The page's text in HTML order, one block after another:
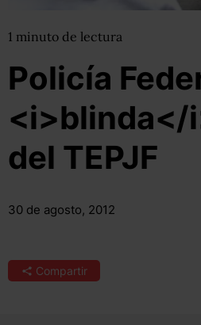
1 minuto de lectura
Policía
<i>blinda</
del TEPJF
30 de agosto, 2012
Compartir